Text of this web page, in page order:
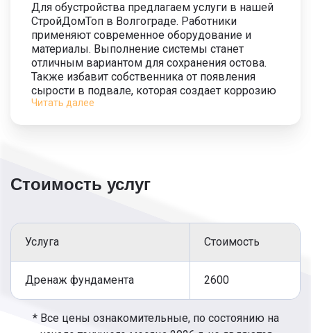
Читать далее
Для обустройства предлагаем услуги в нашей
СтройДомТоп в Волгограде. Работники
применяют современное оборудование и
материалы. Выполнение системы станет
отличным вариантом для сохранения остова.
Также избавит собственника от появления
сырости в подвале, которая создает коррозию
и плесень.
Этапы:
Размещение геотекстиля.
Засыпка ямы щебнем на 20 сантиметров.
Объединение элементов конструкции в
одну.
Засыпка щебнем на 20 см.
Заполнение траншеи песком и затем
землей.
Стоимость услуг
Услуга Стоимость
Дренаж фундамента 2600
* Все цены ознакомительные, по состоянию на